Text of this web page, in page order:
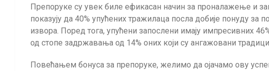
Препоруке су увек биле ефикасан начин за проналажење и
показују да 40% упућених тражилаца посла добије понуду за
извора. Поред тога, упућени запослени имају импресивних
од стопе задржавања од 14% оних који су ангажовани
Повећањем бонуса за препоруке, желимо да ојачамо ову